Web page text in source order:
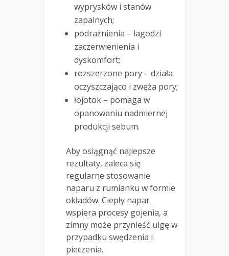
wyprysków i stanów
zapalnych;
podrażnienia – łagodzi
zaczerwienienia i
dyskomfort;
rozszerzone pory – działa
oczyszczająco i zwęża pory;
łojotok – pomaga w
opanowaniu nadmiernej
produkcji sebum.
Aby osiągnąć najlepsze
rezultaty, zaleca się
regularne stosowanie
naparu z rumianku w formie
okładów. Ciepły napar
wspiera procesy gojenia, a
zimny może przynieść ulgę w
przypadku swędzenia i
pieczenia.